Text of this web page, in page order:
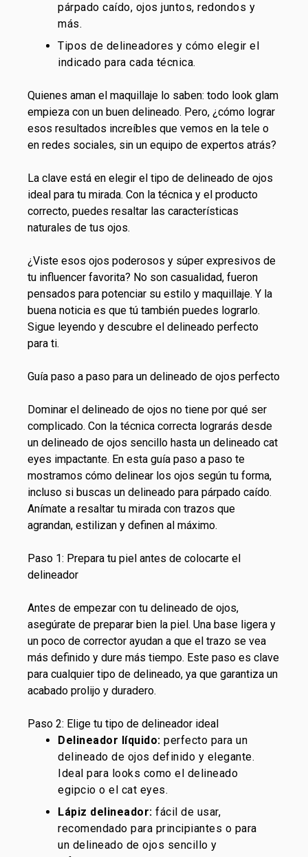
párpado caído, ojos juntos, redondos y
más.
Tipos de delineadores y cómo elegir el
indicado para cada técnica.
Quienes aman el maquillaje lo saben: todo look glam
empieza con un buen delineado. Pero, ¿cómo lograr
esos resultados increíbles que vemos en la tele o
en redes sociales, sin un equipo de expertos atrás?
La clave está en elegir el tipo de delineado de ojos
ideal para tu mirada. Con la técnica y el producto
correcto, puedes resaltar las características
naturales de tus ojos.
¿Viste esos ojos poderosos y súper expresivos de
tu influencer favorita? No son casualidad, fueron
pensados para potenciar su estilo y maquillaje. Y la
buena noticia es que tú también puedes lograrlo.
Sigue leyendo y descubre el delineado perfecto
para ti.
Guía paso a paso para un delineado de ojos perfecto
Dominar el delineado de ojos no tiene por qué ser
complicado. Con la técnica correcta lograrás desde
un delineado de ojos sencillo hasta un delineado cat
eyes impactante. En esta guía paso a paso te
mostramos cómo delinear los ojos según tu forma,
incluso si buscas un delineado para párpado caído.
Anímate a resaltar tu mirada con trazos que
agrandan, estilizan y definen al máximo.
Paso 1: Prepara tu piel antes de colocarte el
delineador
Antes de empezar con tu delineado de ojos,
asegúrate de preparar bien la piel. Una base ligera y
un poco de corrector ayudan a que el trazo se vea
más definido y dure más tiempo. Este paso es clave
para cualquier tipo de delineado, ya que garantiza un
acabado prolijo y duradero.
Paso 2: Elige tu tipo de delineador ideal
Delineador líquido: perfecto para un
delineado de ojos definido y elegante.
Ideal para looks como el delineado
egipcio o el cat eyes.
Lápiz delineador: fácil de usar,
recomendado para principiantes o para
un delineado de ojos sencillo y